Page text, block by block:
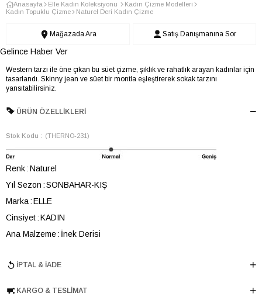
Anasayfa Elle Kadın Koleksiyonu
Kadın Çizme Modelleri
Kadın Topuklu Çizme
Naturel Deri Kadın Çizme
Mağazada Ara Satış Danışmanına Sor
Gelince Haber Ver
Western tarzı ile öne çıkan bu süet çizme, şıklık ve rahatlık arayan kadınlar için
tasarlandı. Skinny jean ve süet bir montla eşleştirerek sokak tarzını
yansıtabilirsiniz.
ÜRÜN ÖZELLIKLERI
Stok Kodu (THERNO-231)
Renk Naturel
Yıl Sezon SONBAHAR-KIŞ
Marka ELLE
Cinsiyet KADIN
Ana Malzeme İnek Derisi
Topuk Boyu 5 cm
İPTAL & İADE
KARGO & TESLIMAT